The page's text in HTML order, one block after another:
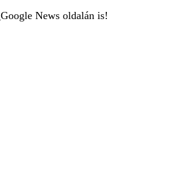
Google News oldalán is!